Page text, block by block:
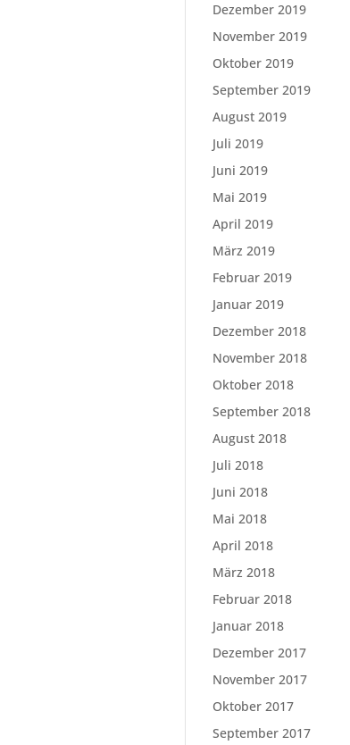
Dezember 2019
November 2019
Oktober 2019
September 2019
August 2019
Juli 2019
Juni 2019
Mai 2019
April 2019
März 2019
Februar 2019
Januar 2019
Dezember 2018
November 2018
Oktober 2018
September 2018
August 2018
Juli 2018
Juni 2018
Mai 2018
April 2018
März 2018
Februar 2018
Januar 2018
Dezember 2017
November 2017
Oktober 2017
September 2017